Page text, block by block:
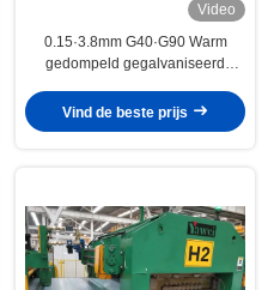
Video
0.15·3.8mm G40·G90 Warm
gedompeld gegalvaniseerd
/ geoliede / gechromeerde
oppervlakte voor
Vind de beste prijs